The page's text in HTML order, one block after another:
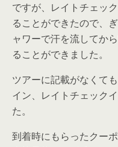
ですが、レイトチェッ
ることができたので、
ャワーで汗を流してか
ることができました。
ツアーに記載がなくて
イン、レイトチェック
た。
到着時にもらったクー